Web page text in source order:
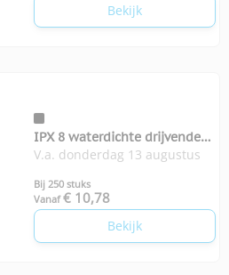
Bekijk
IPX 8 waterdichte drijvende
telefoon hoes
V.a. donderdag 13 augustus
Bij 250 stuks
Vanaf € 10,78
Bekijk